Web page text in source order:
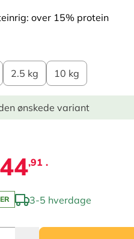
over 15% protein
2.5 kg 10 kg
ønskede variant
44,91 .
3-5 hverdage